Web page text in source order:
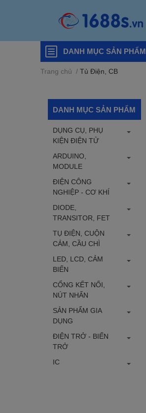
DANH MỤC SẢN PHẨM
Trang chủ / Tủ Điện, CB
DANH MỤC SẢN PHẨM
DỤNG CỤ, PHỤ
KIỆN ĐIỆN TỬ
ARDUINO,
MODULE
ĐIỆN CÔNG
NGHIỆP - CƠ KHÍ
DIODE,
TRANSITOR, FET
TỤ ĐIỆN, CUỘN
CẢM, CẦU CHÌ
LED, LCD, CẢM
BIẾN
CỔNG KẾT NỐI,
NÚT NHẤN
SẢN PHẨM GIA
DỤNG
ĐIỆN TRỞ - BIẾN
TRỞ
IC